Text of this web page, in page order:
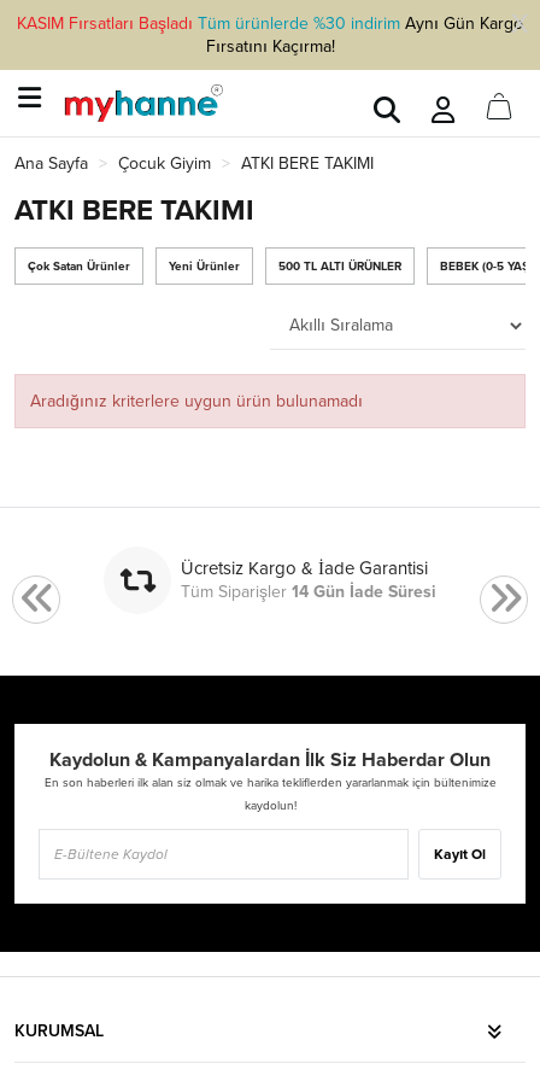
KASIM Fırsatları Başladı Tüm ürünlerde %30 indirimAynı Gün Kargo
Fırsatını Kaçırma!
Ana Sayfa Çocuk Giyim ATKI BERE TAKIMI
ATKI BERE TAKIMI
Çok Satan Ürünler Yeni Ürünler 500 TL ALTI ÜRÜNLER BEBEK (0-5 YAŞ)
Aradığınız kriterlere uygun ürün bulunamadı
Ücretsiz Kargo & İade Garantisi
Tüm Siparişler14 Gün İade Süresi
Kaydolun & Kampanyalardan İlk Siz Haberdar Olun
En son haberleri ilk alan siz olmak ve harika tekliflerden yararlanmak için bültenimize
kaydolun!
Kayıt Ol
KURUMSAL